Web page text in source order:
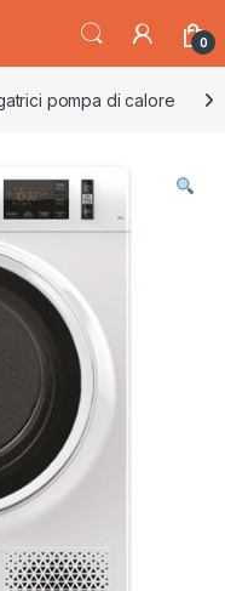
0
pompa di calore